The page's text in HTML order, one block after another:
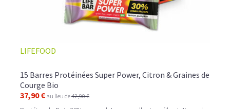
LIFEFOOD
15 Barres Protéinées Super Power, Citron & Graines de
Courge Bio
37,90 € au lieu de42,90 €